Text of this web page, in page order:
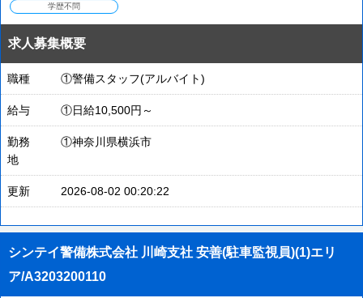
学歴不問
求人募集概要
職種 ①警備スタッフ(アルバイト)
給与 ①日給10,500円～
勤務
地
①神奈川県横浜市
更新 2026-08-02 00:20:22
シンテイ警備株式会社 川崎支社 安善(駐車監視員)(1)エリ
ア/A3203200110